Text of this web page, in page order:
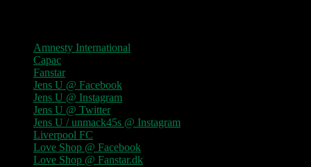
Amnesty International
Capac
Fanstar
Jens U @ Facebook
Jens U @ Instagram
Jens U @ Twitter
Jens U / unmack45s @ Instagram
Liverpool FC
Love Shop @ Facebook
Love Shop @ Fanstar.dk